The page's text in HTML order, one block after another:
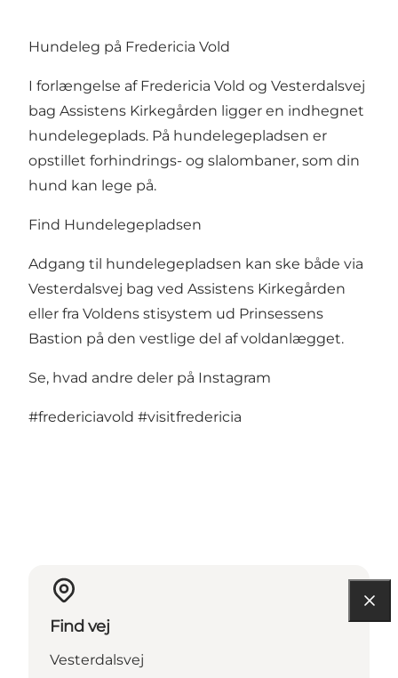
Hundeleg på Fredericia Vold
I forlængelse af Fredericia Vold og Vesterdalsvej
bag Assistens Kirkegården ligger en indhegnet
hundelegeplads. På hundelegepladsen er
opstillet forhindrings- og slalombaner, som din
hund kan lege på.
Find Hundelegepladsen
Adgang til hundelegepladsen kan ske både via
Vesterdalsvej bag ved Assistens Kirkegården
eller fra Voldens stisystem ud Prinsessens
Bastion på den vestlige del af voldanlægget.
Se, hvad andre deler på Instagram
#fredericiavold #visitfredericia
Find vej
Vesterdalsvej